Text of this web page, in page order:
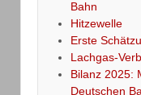
Bahn
Hitzewelle
Erste
Lachgas-
Bilanz 2025:
Deutschen